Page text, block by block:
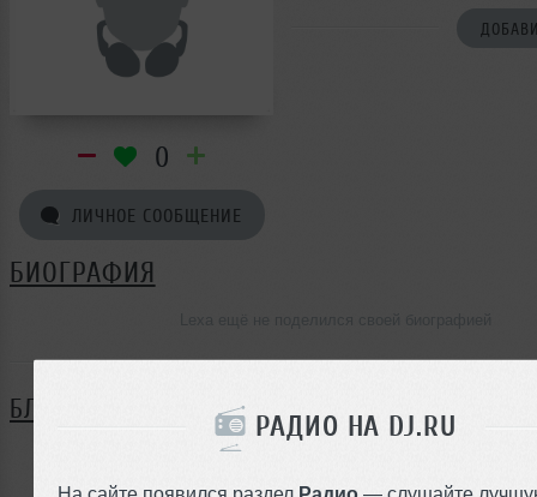
РАДИО НА DJ.RU
На сайте появился раздел Радио — слушайте
0
ЛИЧНОЕ СООБЩЕНИЕ
БИОГРАФИЯ
БЛОГ